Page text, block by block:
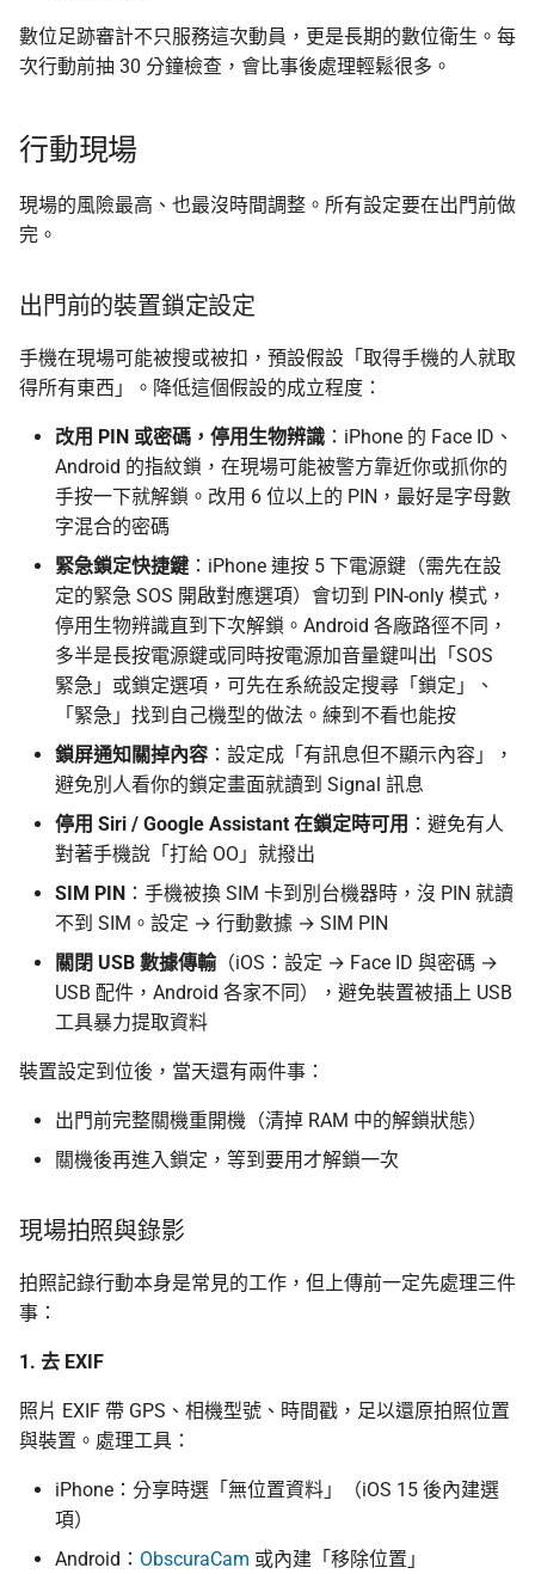
數位足跡審計不只服務這次動員，更是長期的數位衛生。每
次行動前抽 30 分鐘檢查，會比事後處理輕鬆很多。
行動現場
現場的風險最高、也最沒時間調整。所有設定要在出門前做
完。
出門前的裝置鎖定設定
手機在現場可能被搜或被扣，預設假設「取得手機的人就取
得所有東西」。降低這個假設的成立程度：
改用 PIN 或密碼，停用生物辨識 ：iPhone 的 Face ID、
Android 的指紋鎖，在現場可能被警方靠近你或抓你的
手按一下就解鎖。改用 6 位以上的 PIN，最好是字母數
字混合的密碼
緊急鎖定快捷鍵 ：iPhone 連按 5 下電源鍵（需先在設
定的緊急 SOS 開啟對應選項）會切到 PIN-only 模式，
停用生物辨識直到下次解鎖。Android 各廠路徑不同，
多半是長按電源鍵或同時按電源加音量鍵叫出「SOS
緊急」或鎖定選項，可先在系統設定搜尋「鎖定」、
「緊急」找到自己機型的做法。練到不看也能按
鎖屏通知關掉內容 ：設定成「有訊息但不顯示內容」，
避免別人看你的鎖定畫面就讀到 Signal 訊息
停用 Siri / Google Assistant 在鎖定時可用 ：避免有人
對著手機說「打給 OO」就撥出
SIM PIN ：手機被換 SIM 卡到別台機器時，沒 PIN 就讀
不到 SIM。設定 → 行動數據 → SIM PIN
關閉 USB 數據傳輸（iOS：設定 → Face ID 與密碼 →
USB 配件，Android 各家不同），避免裝置被插上 USB
工具暴力提取資料
裝置設定到位後，當天還有兩件事：
出門前完整關機重開機（清掉 RAM 中的解鎖狀態）
關機後再進入鎖定，等到要用才解鎖一次
現場拍照與錄影
拍照記錄行動本身是常見的工作，但上傳前一定先處理三件
事：
1. 去 EXIF
照片 EXIF 帶 GPS、相機型號、時間戳，足以還原拍照位置
與裝置。處理工具：
iPhone：分享時選「無位置資料」（iOS 15 後內建選
項）
Android： ObscuraCam 或內建「移除位置」